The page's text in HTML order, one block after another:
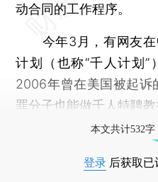
动合同的工作程序。
今年3月，有网友在
计划（也称“千人计划
2006年曾在美国被起诉
罪分子也能做千人特聘教
本文共计532
登录 后获取已